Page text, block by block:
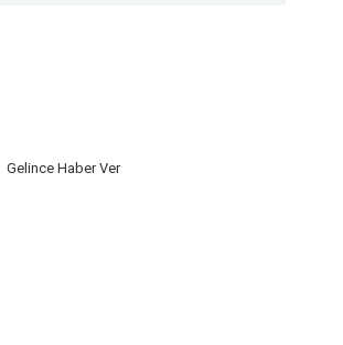
Gelince Haber Ver